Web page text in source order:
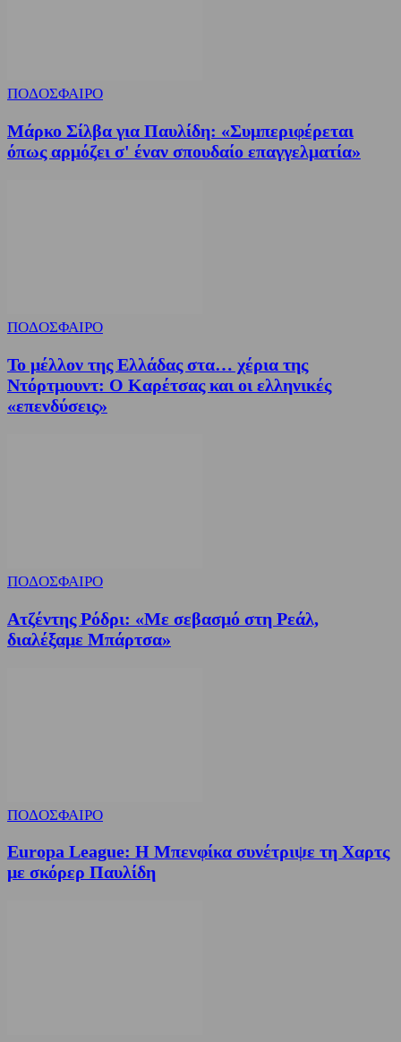
ΠΟΔΟΣΦΑΙΡΟ
Μάρκο Σίλβα για Παυλίδη: «Συμπεριφέρεται
όπως αρμόζει σ' έναν σπουδαίο επαγγελματία»
ΠΟΔΟΣΦΑΙΡΟ
Το μέλλον της Ελλάδας στα… χέρια της
Ντόρτμουντ: Ο Καρέτσας και οι ελληνικές
«επενδύσεις»
ΠΟΔΟΣΦΑΙΡΟ
Ατζέντης Ρόδρι: «Με σεβασμό στη Ρεάλ,
διαλέξαμε Μπάρτσα»
ΠΟΔΟΣΦΑΙΡΟ
Europa League: Η Μπενφίκα συνέτριψε τη Χαρτς
με σκόρερ Παυλίδη